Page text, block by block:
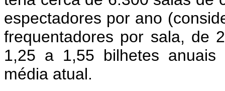
espectadores por ano
frequentadores por sala, de
1,25 a 1,55 bilhetes
média atual.